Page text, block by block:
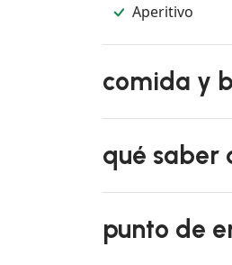
Aperitivo
comida y
qué saber
punto de